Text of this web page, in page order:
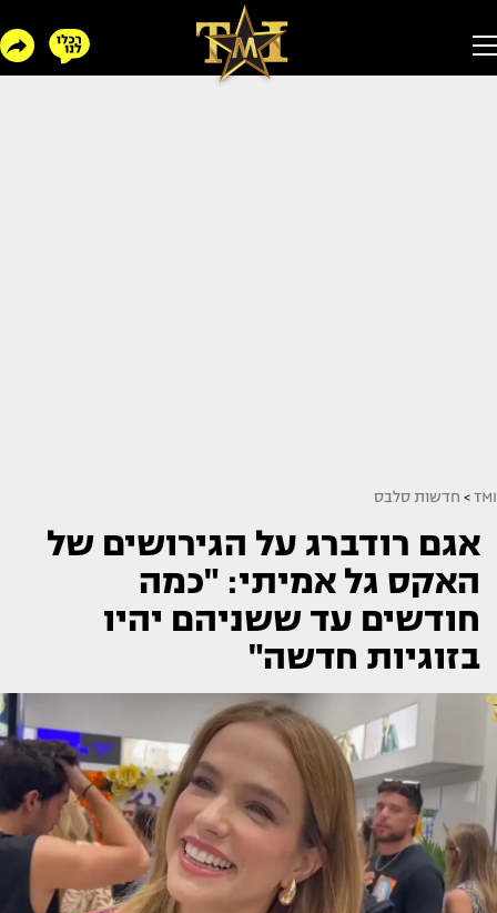
TMI
> חדשות סלבס
אגם רודברג על הגירושים של
האקס גל אמיתי: "כמה
חודשים עד ששניהם יהיו
בזוגיות חדשה"